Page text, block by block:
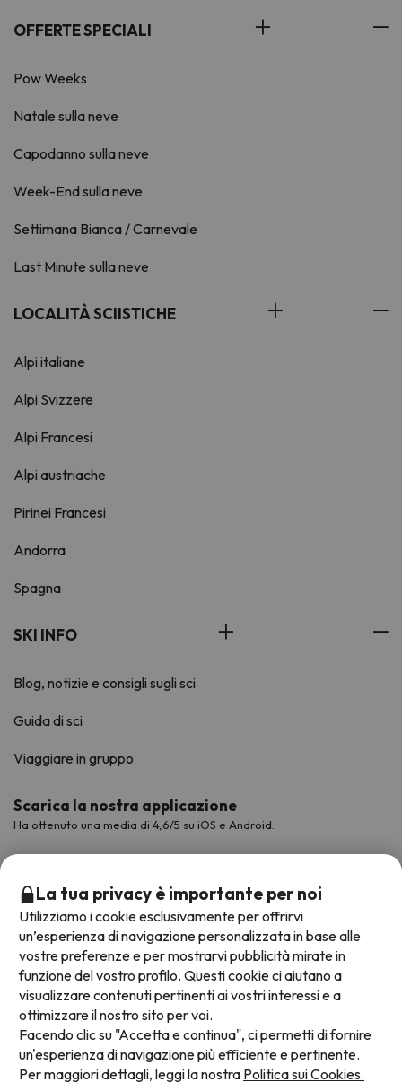
OFFERTE SPECIALI
Pow Weeks
Natale sulla neve
Capodanno sulla neve
Week-End sulla neve
Settimana Bianca / Carnevale
Last Minute sulla neve
LOCALITÀ SCIISTICHE
Alpi italiane
Alpi Svizzere
Alpi Francesi
Alpi austriache
Pirinei Francesi
Andorra
Spagna
SKI INFO
Blog, notizie e consigli sugli sci
Guida di sci
Viaggiare in gruppo
Scarica la nostra applicazione
Ha ottenuto una media di 4,6/5 su iOS e Android.
Metodi di pagamento disponibili
La tua privacy è importante per noi
Utilizziamo i cookie esclusivamente per offrirvi
un’esperienza di navigazione personalizzata in base alle
vostre preferenze e per mostrarvi pubblicità mirate in
funzione del vostro profilo. Questi cookie ci aiutano a
visualizzare contenuti pertinenti ai vostri interessi e a
ottimizzare il nostro sito per voi.
Facendo clic su "Accetta e continua", ci permetti di fornire
un'esperienza di navigazione più efficiente e pertinente.
Per maggiori dettagli, leggi la nostra Politica sui Cookies.